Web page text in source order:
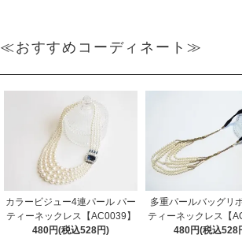
≪おすすめコーディネート≫
カラービジュー4連パール パー
ティーネックレス【AC0039】
480円(税込528円)
多重パールバッグリ
ティーネックレス【
480円(税込528